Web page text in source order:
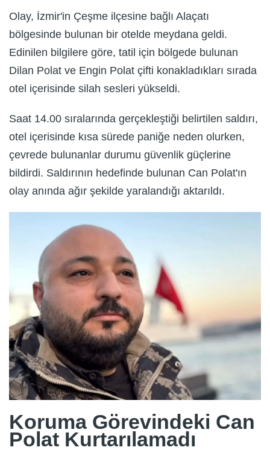
Olay, İzmir'in Çeşme ilçesine bağlı Alaçatı
bölgesinde bulunan bir otelde meydana geldi.
Edinilen bilgilere göre, tatil için bölgede bulunan
Dilan Polat ve Engin Polat çifti konakladıkları sırada
otel içerisinde silah sesleri yükseldi.
Saat 14.00 sıralarında gerçekleştiği belirtilen saldırı,
otel içerisinde kısa sürede paniğe neden olurken,
çevrede bulunanlar durumu güvenlik güçlerine
bildirdi. Saldırının hedefinde bulunan Can Polat'ın
olay anında ağır şekilde yaralandığı aktarıldı.
Koruma Görevindeki Can
Polat Kurtarılamadı